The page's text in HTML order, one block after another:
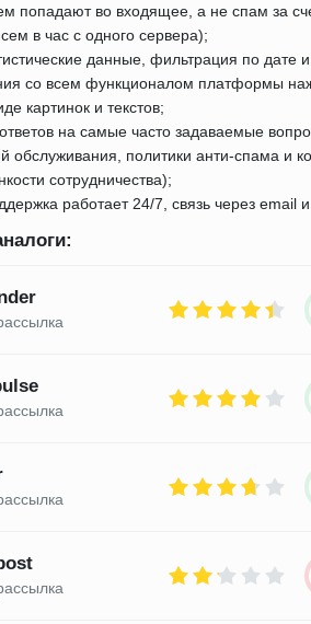
попадают во входящее, а не спам за
в час с одного сервера);
данные, фильтрация по дате
со всем функционалом платформы
картинок и текстов;
на самые часто задаваемые
обслуживания, политики анти-спама и
сотрудничества);
работает 24/7, связь через email и